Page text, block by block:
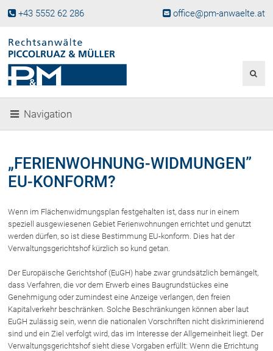
+43 5552 62 286 office@pm-anwaelte.at
Fachgebiete
Gesellschaftsgründung &
Beteiligungen
Immobilienrecht, Bauträgerrecht
Ferienimmobilien in Vorarlberg
Familienrecht und Scheidungen
Prozessführung und
Schiedsgerichtsbarkeit
Über uns
Kanzleiteam
Netzwerk
Navigation
„FERIENWOHNUNG-WIDMUNGEN”
EU-KONFORM?
Wenn im Flächenwidmungsplan festgehalten ist, dass nur in einem
speziell ausgewiesenen Gebiet Ferienwohnungen errichtet und genutzt
werden dürfen, so ist diese Bestimmung EU-konform. Dies hat der
Verwaltungsgerichtshof kürzlich so kund getan.
Der Europäische Gerichtshof (EuGH) habe zwar grundsätzlich bemängelt,
dass Verfahren, die vor dem Erwerb eines Baugrundstückes eine
Genehmigung oder zumindest eine Anzeige verlangen, den freien
Kapitalverkehr beschränken. Solche Beschränkungen können aber laut
EuGH zulässig sein, wenn die nationalen Vorschriften nicht diskriminierend
sind und ein Ziel verfolgt wird, das im Interesse der Allgemeinheit liegt. Der
Verwaltungsgerichtshof sieht diese Vorgaben erfüllt: Wenn die Errichtung